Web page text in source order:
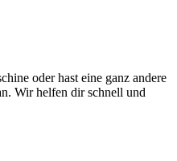
oder hast eine ganz andere
Wir helfen dir schnell und